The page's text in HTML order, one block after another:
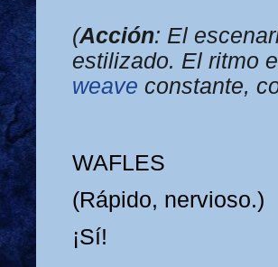
(Acción: El
estilizado. El ritmo
weave constante,
WAFLES
(Rápido, nervioso.)
¡Sí!